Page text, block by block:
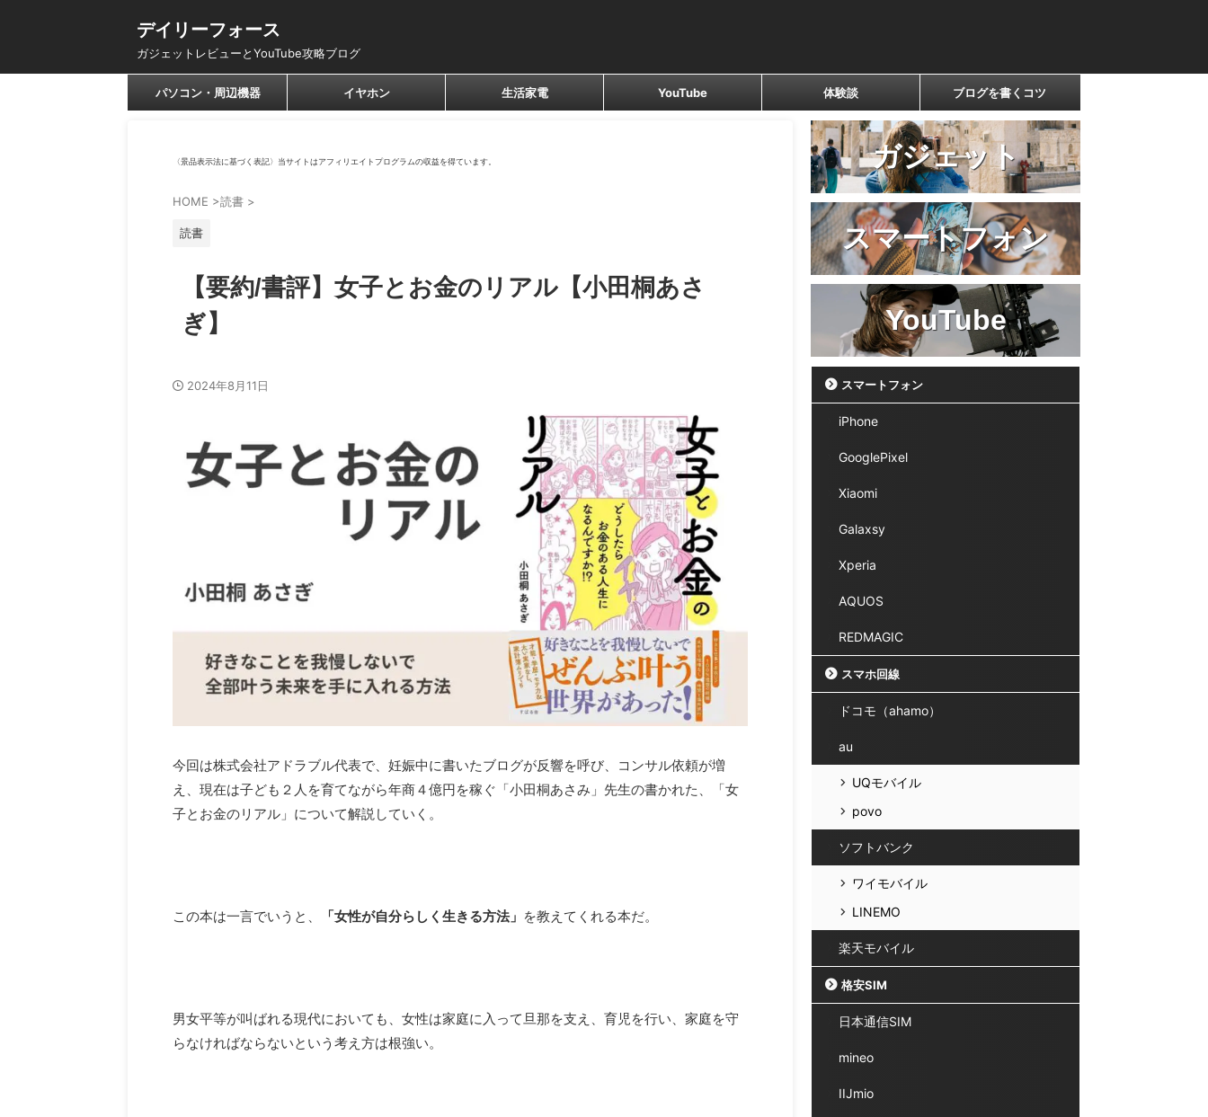
デイリーフォース
ガジェットレビューとYouTube攻略ブログ
パソコン・周辺機器 イヤホン 生活家電 YouTube 体験談 ブログを書くコツ
〈景品表示法に基づく表記〉当サイトはアフィリエイトプログラムの収益を得ています。
HOME >読書 >
読書
【要約/書評】女子とお金のリアル【小田桐あさ
ぎ】
2024年8月11日
今回は株式会社アドラブル代表で、妊娠中に書いたブログが反響を呼び、コンサル依頼が増
え、現在は子ども２人を育てながら年商４億円を稼ぐ「小田桐あさみ」先生の書かれた、「女
子とお金のリアル」について解説していく。
この本は一言でいうと、 「女性が自分らしく生きる方法」 を教えてくれる本だ。
男女平等が叫ばれる現代においても、女性は家庭に入って旦那を支え、育児を行い、家庭を守
らなければならないという考え方は根強い。
ガジェット
スマートフォン
YouTube
スマートフォン
iPhone
GooglePixel
Xiaomi
Galaxsy
Xperia
AQUOS
REDMAGIC
スマホ回線
ドコモ（ahamo）
au
UQモバイル
povo
ソフトバンク
ワイモバイル
LINEMO
楽天モバイル
格安SIM
日本通信SIM
mineo
IIJmio